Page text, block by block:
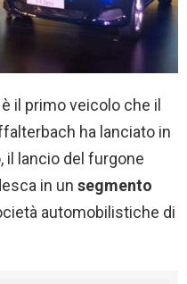
è il primo veicolo che il
ha lanciato in
il lancio del furgone
in un segmento
automobilistiche di